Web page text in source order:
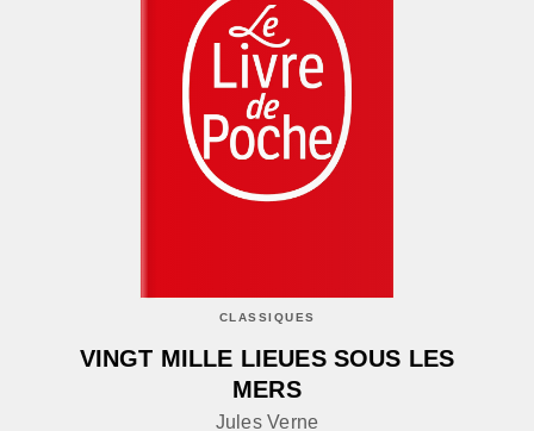
CLASSIQUES
VINGT MILLE LIEUES SOUS LES
MERS
Jules Verne